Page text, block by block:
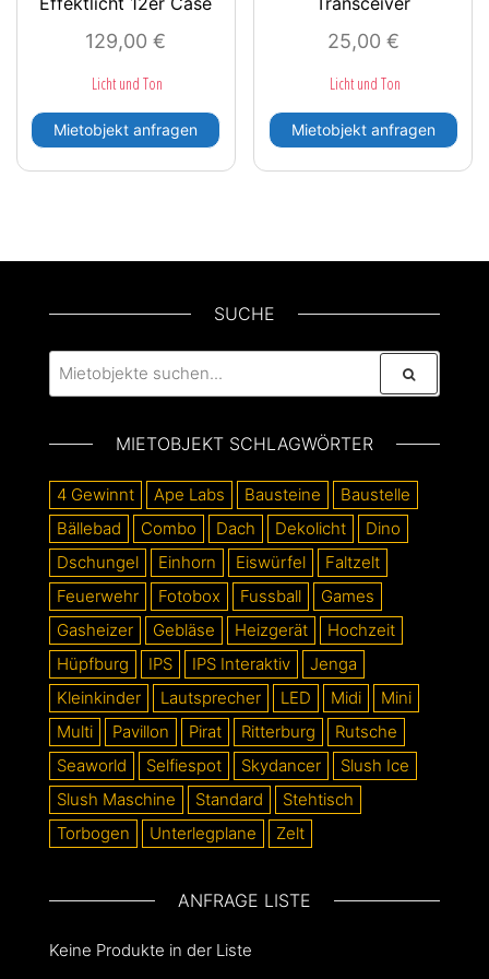
129,00€
Licht und Ton
Mietobjekt anfragen
25,00 €
Licht und Ton
Mietobjekt anfragen
SUCHE
MIETOBJEKT SCHLAGWÖRTER
4 Gewinnt Ape Labs Bausteine
Baustelle
Bällebad
Combo Dach Dekolicht
Dino
Dschungel
Einhorn Eiswürfel
Faltzelt
Feuerwehr
Fotobox Fussball
Games
Gasheizer
Gebläse Heizgerät
Hochzeit
Hüpfburg
IPS IPS Interaktiv
Jenga
Kleinkinder
Lautsprecher LED Midi
Mini
Multi
Pavillon Pirat Ritterburg
Rutsche
Seaworld
Selfiespot Skydancer
Slush Ice
Slush Maschine
Standard
Stehtisch
Torbogen
Unterlegplane Zelt
ANFRAGE LISTE
Keine Produkte in der Liste